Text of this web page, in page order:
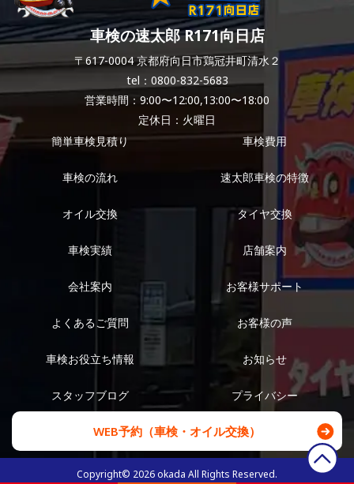
車検の速太郎 R171向日店
〒617-0004 京都府向日市鶏冠井町清水２
tel：0800-832-5683
営業時間：9:00〜12:00,13:00〜18:00
定休日：火曜日
簡単車検見積り
車検費用
車検の流れ 速太郎車検の特徴
オイル交換 タイヤ交換
車検実績 店舗案内
会社案内 お客様サポート
よくあるご質問 お客様の声
車検お役立ち情報 お知らせ
スタッフブログ プライバシー
WEB予約（車検・オイル交換）
Copyright© 2026okada All Rights Reserved.